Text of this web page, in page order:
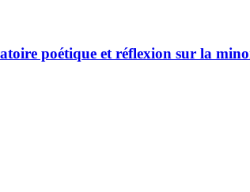
poétique et réflexion sur la